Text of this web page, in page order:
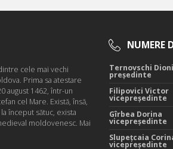
cele mai vechi
Prima sa atestare
august 1462, într-un
cel Mare. Există, însă,
început sătuc, exista
moldovenesc. Mai
NUMERE
Ternovschi
președinte
Filipovici Victor
vicepreședinte
Gîrbea Dorina
vicepreședinte
Slupețcaia
vicepreședinte